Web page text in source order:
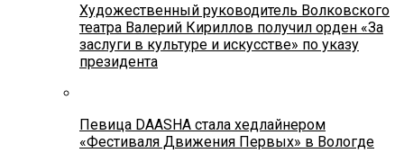
Художественный руководитель Волковского
театра Валерий Кириллов получил орден «За
заслуги в культуре и искусстве» по указу
президента
Певица DAASHA стала хедлайнером
«Фестиваля Движения Первых» в Вологде